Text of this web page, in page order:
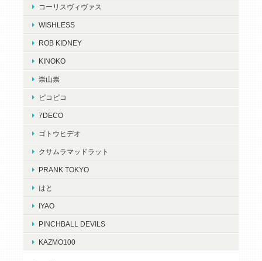
コーリスヴィヴァス
WISHLESS
ROB KIDNEY
KINOKO
崇山祟
ピコピコ
7DECO
ゴトウヒデオ
クサムラマッドラット
PRANK TOKYO
はと
IYAO
PINCHBALL DEVILS
KAZMO100